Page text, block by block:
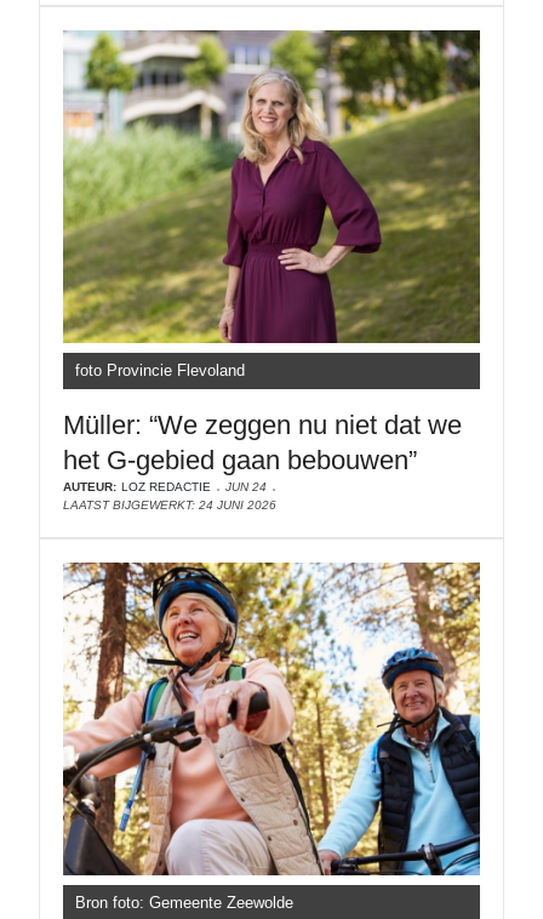
foto Provincie Flevoland
Müller: “We zeggen nu niet dat we
het G-gebied gaan bebouwen”
AUTEUR: LOZ REDACTIE
JUN 24
LAATST BIJGEWERKT: 24 JUNI 2026
Bron foto: Gemeente Zeewolde